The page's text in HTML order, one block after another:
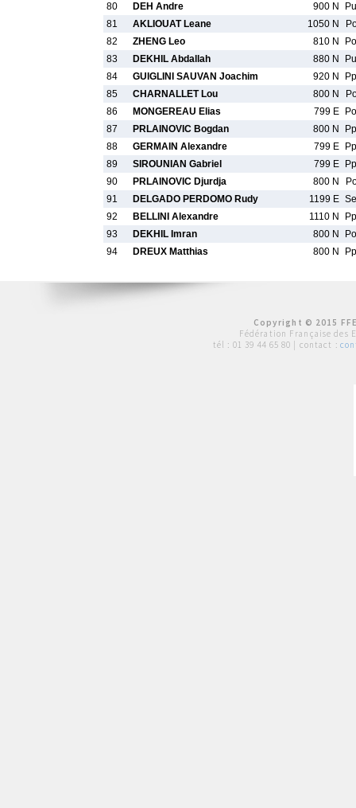
80
DEH Andre 900 N
81
AKLIOUAT Leane 1050 N
82
ZHENG Leo 810 N
83
DEKHIL Abdallah 880 N
84
GUIGLINI SAUVAN Joachim 920 N
85
CHARNALLET Lou 800 N
86
MONGEREAU Elias 799 E
87
PRLAINOVIC Bogdan 800 N
88
GERMAIN Alexandre 799 E
89
SIROUNIAN Gabriel 799 E
90
PRLAINOVIC Djurdja 800 N
91
DELGADO PERDOMO Rudy 1199 E
92
BELLINI Alexandre 1110 N
93
DEKHIL Imran 800 N
94
DREUX Matthias 800 N
Copyright © 2015
Fédération Française des
tél : 01 39 44 65 80 | contact :